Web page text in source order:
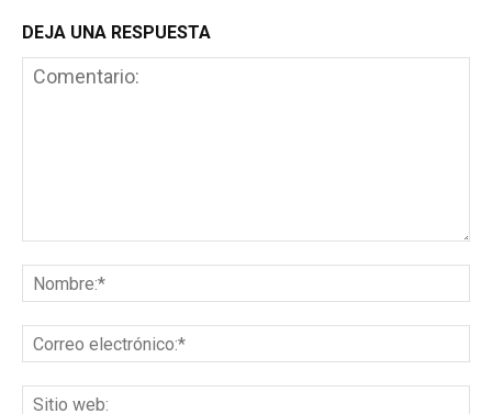
DEJA UNA RESPUESTA